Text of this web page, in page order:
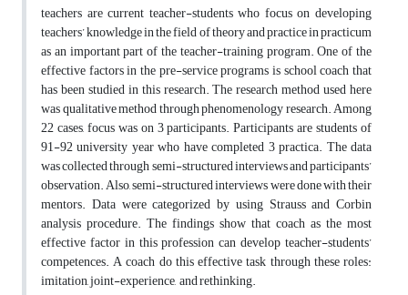
teachers are current teacher-students who focus on developing
teachers’ knowledge in the field of theory and practice in practicum
as an important part of the teacher-training program. One of the
effective factors in the pre-service programs is school coach that
has been studied in this research. The research method used here
was qualitative method through phenomenology research. Among
22 cases, focus was on 3 participants. Participants are students of
91-92 university year who have completed 3 practica. The data
was collected through semi-structured interviews and participants’
observation. Also, semi-structured interviews were done with their
mentors. Data were categorized by using Strauss and Corbin
analysis procedure. The findings show that coach as the most
effective factor in this profession can develop teacher-students’
competences. A coach do this effective task through these roles:
imitation, joint-experience,and rethinking.